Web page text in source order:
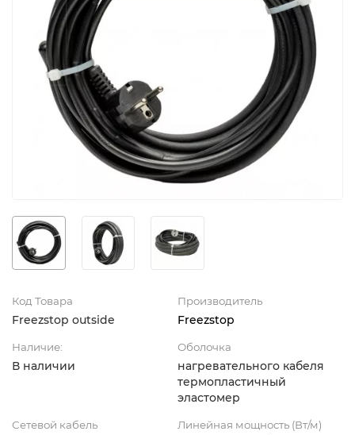
Код Товара
Freezstop outside
Производитель
Freezstop
Наличие:
В наличии
Оболочка
нагревательного кабеля
термопластичный
эластомер
Сетевой кабель Линейная мощность (Вт/м)